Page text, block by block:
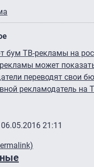
бум ТВ-рекламы на
может
переводят свои
рекламодатель на
06.05.2016 21:11